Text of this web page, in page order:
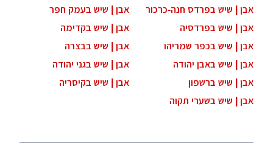
אבן | שיש בפרדס חנה-כרכור
אבן | שיש בעמק חפר
אבן | שיש בפרדסיה
אבן | שיש בקדימה
אבן | שיש בכפר שמריהו
אבן | שיש בבצרה
אבן | שיש באבן יהודה
אבן | שיש בגני יהודה
אבן | שיש ברשפון
אבן | שיש בקיסריה
אבן | שיש בשערי תקוה